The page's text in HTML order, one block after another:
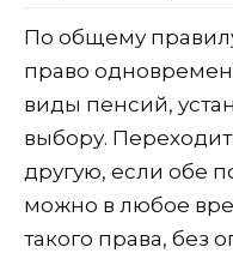
По общему
право
виды пенсий,
выбору.
другую, если обе
можно в любое
такого права, без